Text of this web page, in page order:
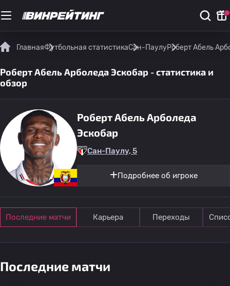
ГлавнаяФутбольная статистикаСан-ПаулуРоберт Абель
Роберт Абель Арболеда Эскобар - статистика и
обзор
Роберт Абель Арболеда
Эскобар
Сан-Паулу, 5
Подробнее об игроке
Последние матчи Карьера Переходы
Последние матчи